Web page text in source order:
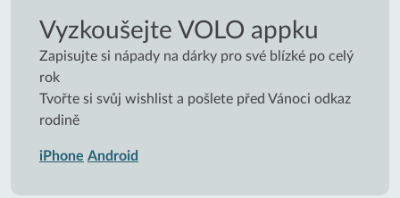
Vyzkoušejte VOLO appku
Zapisujte si nápady na dárky pro své blízké po celý
rok
Tvořte si svůj wishlist a pošlete před Vánoci odkaz
rodině
iPhone Android